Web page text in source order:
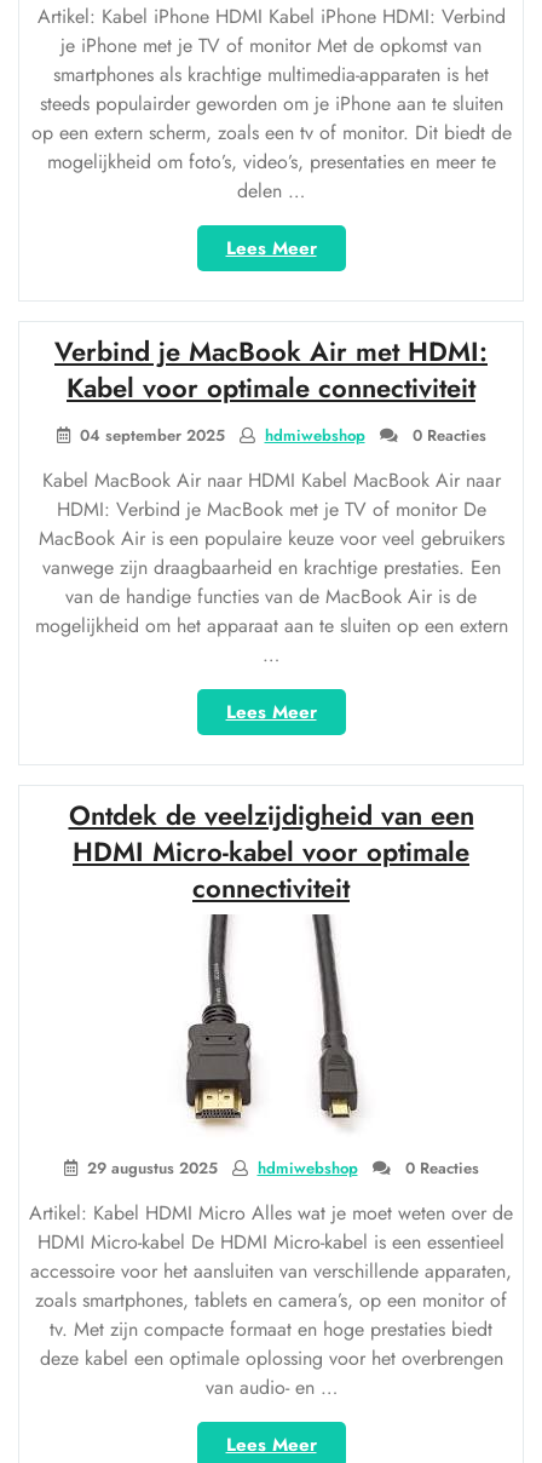
Artikel: Kabel iPhone HDMI Kabel iPhone HDMI: Verbind
je iPhone met je TV of monitor Met de opkomst van
smartphones als krachtige multimedia-apparaten is het
steeds populairder geworden om je iPhone aan te sluiten
op een extern scherm, zoals een tv of monitor. Dit biedt de
mogelijkheid om foto’s, video’s, presentaties en meer te
delen …
Lees Meer“Kabel
iPhone
HDMI:
Verbind
je
iPhone
eenvoudig
met
tv
of
monitor!”
Verbind je MacBook Air met HDMI:
Kabel voor optimale connectiviteit
04 september 2025 hdmiwebshop 0 Reacties
Kabel MacBook Air naar HDMI Kabel MacBook Air naar
HDMI: Verbind je MacBook met je TV of monitor De
MacBook Air is een populaire keuze voor veel gebruikers
vanwege zijn draagbaarheid en krachtige prestaties. Een
van de handige functies van de MacBook Air is de
mogelijkheid om het apparaat aan te sluiten op een extern
…
Lees Meer“Verbind
je
MacBook
Air
met
HDMI:
Kabel
voor
optimale
connectiviteit”
Ontdek de veelzijdigheid van een
HDMI Micro-kabel voor optimale
connectiviteit
29 augustus 2025 hdmiwebshop 0 Reacties
Artikel: Kabel HDMI Micro Alles wat je moet weten over de
HDMI Micro-kabel De HDMI Micro-kabel is een essentieel
accessoire voor het aansluiten van verschillende apparaten,
zoals smartphones, tablets en camera’s, op een monitor of
tv. Met zijn compacte formaat en hoge prestaties biedt
deze kabel een optimale oplossing voor het overbrengen
van audio- en …
Lees Meer“Ontdek